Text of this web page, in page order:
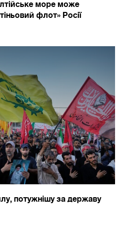
море може
флот» Росії
потужнішу за державу